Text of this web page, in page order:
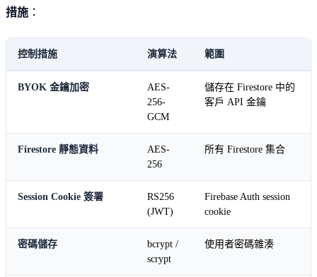
措施 ：
控制措施 演算法 範圍
BYOK 金鑰加密
AES-
256-
GCM
儲存在 Firestore 中的
客戶 API 金鑰
Firestore 靜態資料
AES-
256
所有 Firestore 集合
Session Cookie 簽署
RS256
(JWT)
Firebase Auth session
cookie
密碼儲存
bcrypt /
scrypt
使用者密碼雜湊